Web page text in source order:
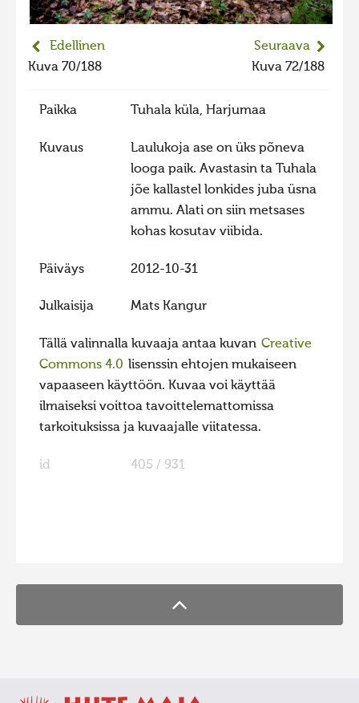
Liikkuvat kuvat 2022
Hiite kuvavõistlus 2021
Liikkuvat kuvat 2021
Hiite kuvavõistlus 2020
Liikkuvat kuvat 2020
Hiite kuvavõistlus 2017
Hiite kuvavõistlus 2016
Hiite kuvavõistlus 2015
Hiite kuvavõistlus 2014
Hiite kuvavõistlus 2013
Edellinen
Kuva 70/188
Seuraava
Kuva 72/188
Paikka Tuhala küla, Harjumaa
Kuvaus
Laulukoja ase on üks põneva
looga paik. Avastasin ta Tuhala
jõe kallastel lonkides juba üsna
ammu. Alati on siin metsases
kohas kosutav viibida.
Päiväys 2012-10-31
Julkaisija Mats Kangur
Tällä valinnalla kuvaaja antaa kuvan Creative
Commons 4.0 lisenssin ehtojen mukaiseen
vapaaseen käyttöön. Kuvaa voi käyttää
ilmaiseksi voittoa tavoittelemattomissa
tarkoituksissa ja kuvaajalle viitatessa.
id 405 / 931